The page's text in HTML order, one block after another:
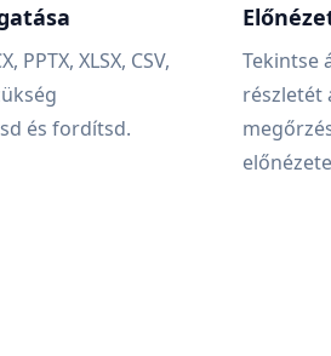
PPTX, XLSX, CSV,
és fordítsd.
Tekintse
részletét